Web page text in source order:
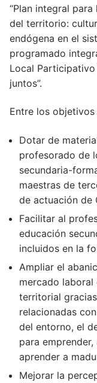
“Plan integral
del territorio:
endógena en el
programado
Local Participativo
juntos”.
Entre los
Dotar de
profesorado de
secundaria-
maestras de
de actuación de
Facilitar al
educación
incluidos en la
Ampliar el
mercado
territorial
relacionadas
del entorno, el
para
aprender a
Mejorar la